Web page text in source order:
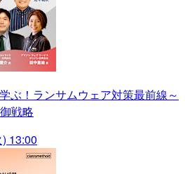
ぶ！ランサムウェア対策最前線～
戦略
13:00